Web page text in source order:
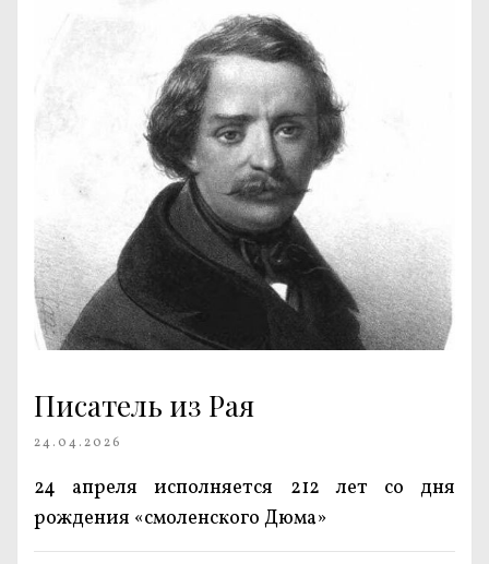
Писатель из Рая
24.04.2026
24 апреля исполняется 212 лет со дня
рождения «смоленского Дюма»